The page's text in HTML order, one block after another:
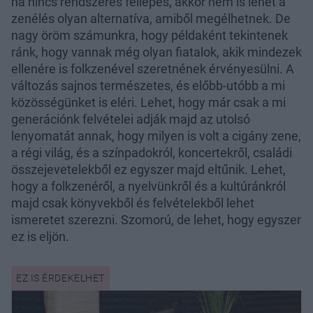
zenélés olyan alternatíva, amiből megélhetnek. De
nagy öröm számunkra, hogy példaként tekintenek
ránk, hogy vannak még olyan fiatalok, akik mindezek
ellenére is folkzenével szeretnének érvényesülni. A
változás sajnos természetes, és előbb-utóbb a mi
közösségünket is eléri. Lehet, hogy már csak a mi
generációnk felvételei adják majd az utolsó
lenyomatát annak, hogy milyen is volt a cigány zene,
a régi világ, és a színpadokról, koncertekről, családi
összejevetelekből ez egyszer majd eltűnik. Lehet,
hogy a folkzenéről, a nyelvünkről és a kultúránkról
majd csak könyvekből és felvételekből lehet
ismeretet szerezni. Szomorú, de lehet, hogy egyszer
ez is eljön.